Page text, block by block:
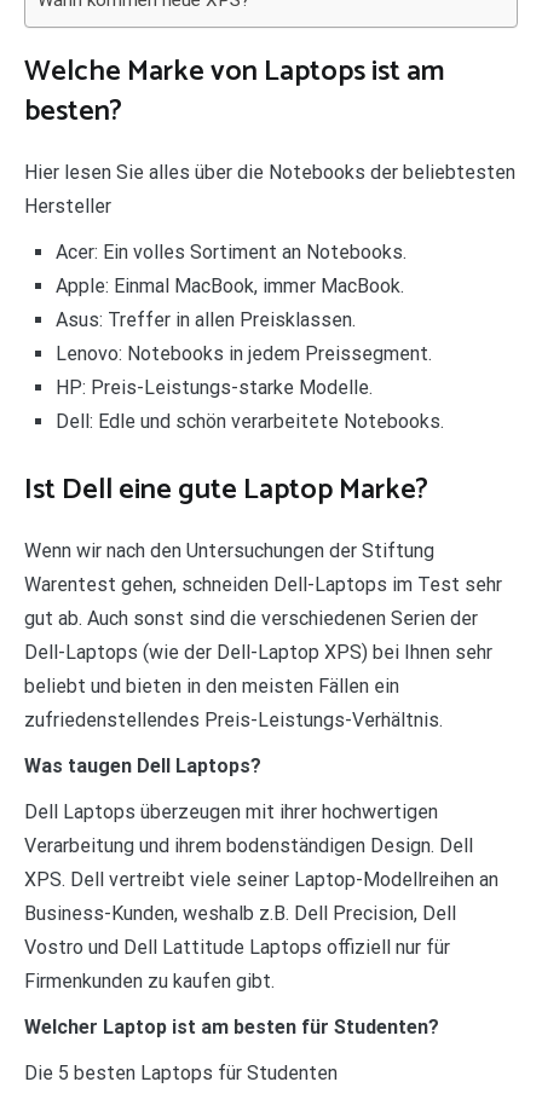
Welche Marke von Laptops ist am
besten?
Hier lesen Sie alles über die Notebooks der beliebtesten
Hersteller
Acer: Ein volles Sortiment an Notebooks.
Apple: Einmal MacBook, immer MacBook.
Asus: Treffer in allen Preisklassen.
Lenovo: Notebooks in jedem Preissegment.
HP: Preis-Leistungs-starke Modelle.
Dell: Edle und schön verarbeitete Notebooks.
Ist Dell eine gute Laptop Marke?
Wenn wir nach den Untersuchungen der Stiftung
Warentest gehen, schneiden Dell-Laptops im Test sehr
gut ab. Auch sonst sind die verschiedenen Serien der
Dell-Laptops (wie der Dell-Laptop XPS) bei Ihnen sehr
beliebt und bieten in den meisten Fällen ein
zufriedenstellendes Preis-Leistungs-Verhältnis.
Was taugen Dell Laptops?
Dell Laptops überzeugen mit ihrer hochwertigen
Verarbeitung und ihrem bodenständigen Design. Dell
XPS. Dell vertreibt viele seiner Laptop-Modellreihen an
Business-Kunden, weshalb z.B. Dell Precision, Dell
Vostro und Dell Lattitude Laptops offiziell nur für
Firmenkunden zu kaufen gibt.
Welcher Laptop ist am besten für Studenten?
Die 5 besten Laptops für Studenten